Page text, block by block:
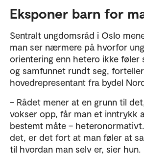
Eksponer barn for
Sentralt ungdomsråd i Oslo
man ser nærmere på hvorfor
orientering enn hetero ikke føler
og samfunnet rundt seg,
hovedrepresentant fra bydel
– Rådet mener at en grunn til
vokser opp, får man et inntrykk
bestemt måte –
det, er det fort at man føler at
til hvordan man selv er, sier hun.